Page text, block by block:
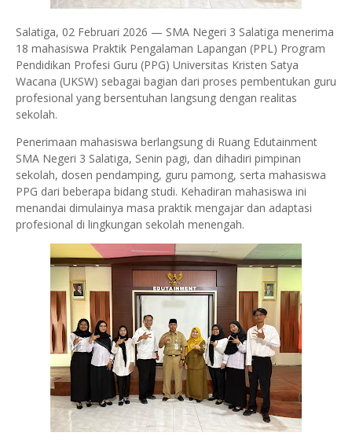
Salatiga, 02 Februari 2026 — SMA Negeri 3 Salatiga menerima
18 mahasiswa Praktik Pengalaman Lapangan (PPL) Program
Pendidikan Profesi Guru (PPG) Universitas Kristen Satya
Wacana (UKSW) sebagai bagian dari proses pembentukan guru
profesional yang bersentuhan langsung dengan realitas
sekolah.
Penerimaan mahasiswa berlangsung di Ruang Edutainment
SMA Negeri 3 Salatiga, Senin pagi, dan dihadiri pimpinan
sekolah, dosen pendamping, guru pamong, serta mahasiswa
PPG dari beberapa bidang studi. Kehadiran mahasiswa ini
menandai dimulainya masa praktik mengajar dan adaptasi
profesional di lingkungan sekolah menengah.